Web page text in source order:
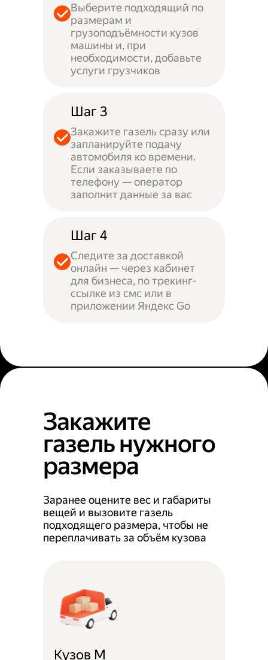
Выберите подходящий по
размерам и
грузоподъёмности кузов
машины и, при
необходимости, добавьте
услуги грузчиков
Шаг 3
Закажите газель сразу или
запланируйте подачу
автомобиля ко времени.
Если заказываете по
телефону — оператор
заполнит данные за вас
Шаг 4
Следите за доставкой
онлайн — через кабинет
для бизнеса, по трекинг-
ссылке из смс или в
приложении Яндекс Go
Закажите
газель нужного
размера
Заранее оцените вес и габариты
вещей и вызовите газель
подходящего размера, чтобы не
переплачивать за объём кузова
Кузов M